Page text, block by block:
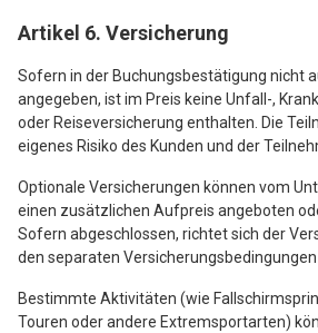
Artikel 6. Versicherung
Sofern in der Buchungsbestätigung nicht
angegeben, ist im Preis keine Unfall-,
oder Reiseversicherung enthalten. Die
eigenes Risiko des Kunden und der
Optionale Versicherungen können vom
einen zusätzlichen Aufpreis angeboten
Sofern abgeschlossen, richtet sich der
den separaten Versicherungsbedingungen
Bestimmte Aktivitäten (wie
Touren oder andere Extremsportarten)